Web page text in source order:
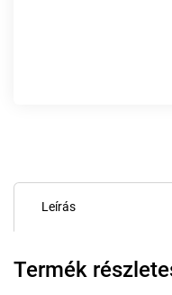
Leírás
Termék